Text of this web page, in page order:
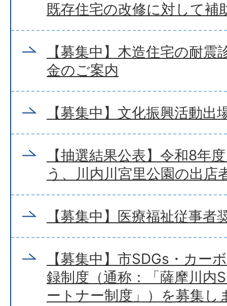
既存住宅の改修に対して補
【募集中】木造住宅の耐震
金のご案内
【募集中】文化振興活動出
【抽選結果公表】令和8年
う、川内川宮里公園の出店
【募集中】医療福祉従事
【募集中】市SDGs・カー
録制度（通称：「薩摩川内
ートナー制度」）を募集し